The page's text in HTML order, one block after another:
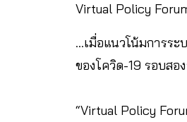
Virtual Policy
…เมื่อแนวโน้มการระ
ของโควิด-19 รอบสอ
“Virtual Policy